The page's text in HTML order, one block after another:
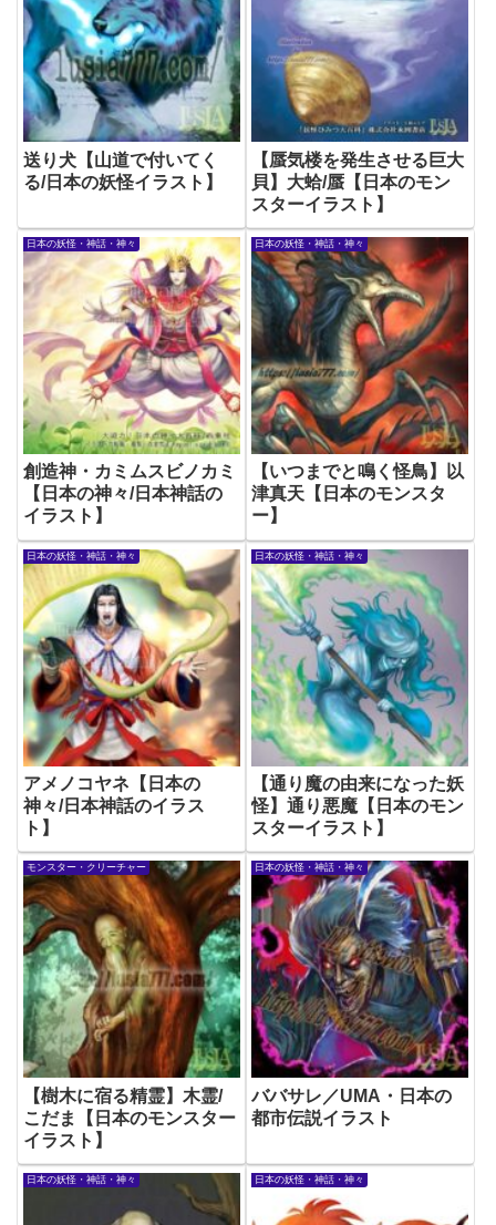
送り犬【山道で付いてく
る/日本の妖怪イラスト】
【蜃気楼を発生させる巨大
貝】大蛤/蜃【日本のモン
スターイラスト】
日本の妖怪・神話・神々
創造神・カミムスビノカミ
【日本の神々/日本神話の
イラスト】
日本の妖怪・神話・神々
【いつまでと鳴く怪鳥】以
津真天【日本のモンスタ
ー】
日本の妖怪・神話・神々
アメノコヤネ【日本の
神々/日本神話のイラス
ト】
日本の妖怪・神話・神々
【通り魔の由来になった妖
怪】通り悪魔【日本のモン
スターイラスト】
モンスター・クリーチャー
【樹木に宿る精霊】木霊/
こだま【日本のモンスター
イラスト】
日本の妖怪・神話・神々
ババサレ／UMA・日本の
都市伝説イラスト
日本の妖怪・神話・神々 日本の妖怪・神話・神々